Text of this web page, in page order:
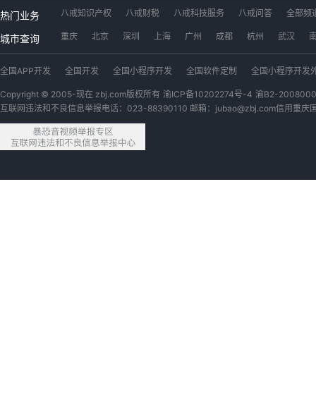
热门业务 八戒知识产权 八戒财税 八戒科技服务 八戒问答
全部频
工位出租
八戒数字交易市场 app开发 软件开发
小程序
广西猪八戒网
内蒙古猪八戒网 青海猪八戒网
四川猪八戒网
安徽猪八戒网
浙江猪八戒网 江苏猪八戒网 黑龙江猪八戒网
城市查询 重庆 北京 深圳 上海 广州 成都 杭州 武汉
全国APP开发 全国开发 全国小程序开发 全国软件定制
全国小程序开发
全国公众号开发
全国视频剪辑 全国微信开发公众号 全国游戏
全国代理
全国户外广告设计
全国软件开发定制 全国宝妈 全国PYTHON
全国线上
全国开发网站
全国3D建模
Copyright © 2005-现在 zbj.com版权所有 渝ICP备10202274号-4 渝B2-
互联网违法和不良信息举报电话：023-88390110 邮箱：jubao@zbj.com信用重庆